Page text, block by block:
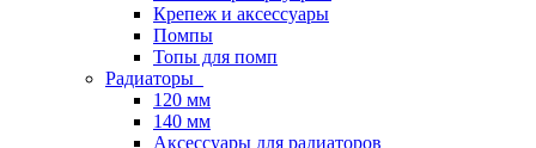
Крепеж и аксессуары
Помпы
Топы для помп
Радиаторы
120 мм
140 мм
Аксессуары для радиаторов